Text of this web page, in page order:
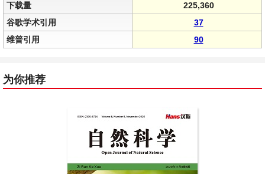
下载量
225,360
谷歌学术引用
37
维普引用
90
为你推荐